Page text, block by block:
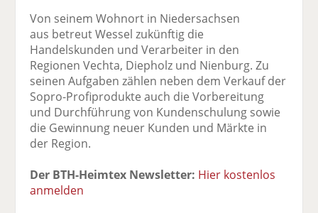
n
Von seinem Wohnort in Niedersachsen
aus betreut Wessel zukünftig die
Handelskunden und Verarbeiter in den
Regionen Vechta, Diepholz und Nienburg. Zu
seinen Aufgaben zählen neben dem Verkauf der
Sopro-Profiprodukte auch die Vorbereitung
und Durchführung von Kundenschulung sowie
die Gewinnung neuer Kunden und Märkte in
der Region.
Der BTH-Heimtex Newsletter: Hier kostenlos
anmelden